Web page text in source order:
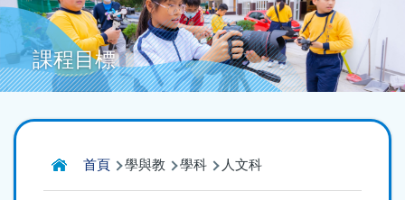
課程目標
導
航
首頁 學與教 學科 人文科